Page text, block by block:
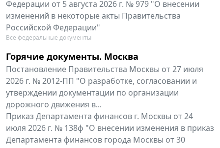
Федерации от 5 августа 2026 г. № 979 "О внесении
изменений в некоторые акты Правительства
Российской Федерации"
Все федеральные документы
Горячие документы. Москва
Постановление Правительства Москвы от 27 июля
2026 г. № 2012-ПП "О разработке, согласовании и
утверждении документации по организации
дорожного движения в...
Приказ Департамента финансов г. Москвы от 24
июля 2026 г. № 138ф "О внесении изменения в приказ
Департамента финансов города Москвы от 30